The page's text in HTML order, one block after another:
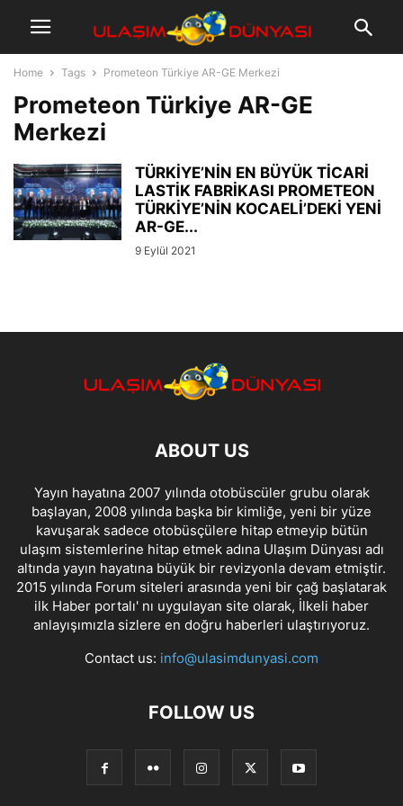
Home Tags Prometeon Türkiye AR-GE Merkezi
Prometeon Türkiye AR-GE
Merkezi
TÜRKİYE’NİN EN BÜYÜK TİCARİ
LASTİK FABRİKASI PROMETEON
TÜRKİYE’NİN KOCAELİ’DEKİ YENİ
AR-GE...
9 Eylül 2021
ABOUT US
Yayın hayatına 2007 yılında otobüscüler grubu olarak
başlayan, 2008 yılında başka bir kimliğe, yeni bir yüze
kavuşarak sadece otobüsçülere hitap etmeyip bütün
ulaşım sistemlerine hitap etmek adına Ulaşım Dünyası adı
altında yayın hayatına büyük bir revizyonla devam etmiştir.
2015 yılında Forum siteleri arasında yeni bir çağ başlatarak
ilk Haber portalı' nı uygulayan site olarak, İlkeli haber
anlayışımızla sizlere en doğru haberleri ulaştırıyoruz.
Contact us: info@ulasimdunyasi.com
FOLLOW US